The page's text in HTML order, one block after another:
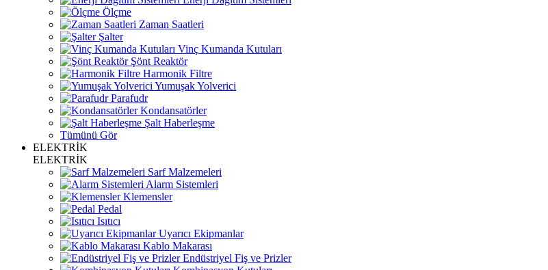
Ölçme
Zaman Saatleri
Şalter
Vinç Kumanda Kutuları
Şönt Reaktör
Harmonik Filtre
Yumuşak Yolverici
Parafudr
Kondansatörler
Şalt Haberleşme
Tümünü Gör
ELEKTRİK
ELEKTRİK
Sarf Malzemeleri
Alarm Sistemleri
Klemensler
Pedal
Isıtıcı
Uyarıcı Ekipmanlar
Kablo Makarası
Endüstriyel Fiş ve Prizler